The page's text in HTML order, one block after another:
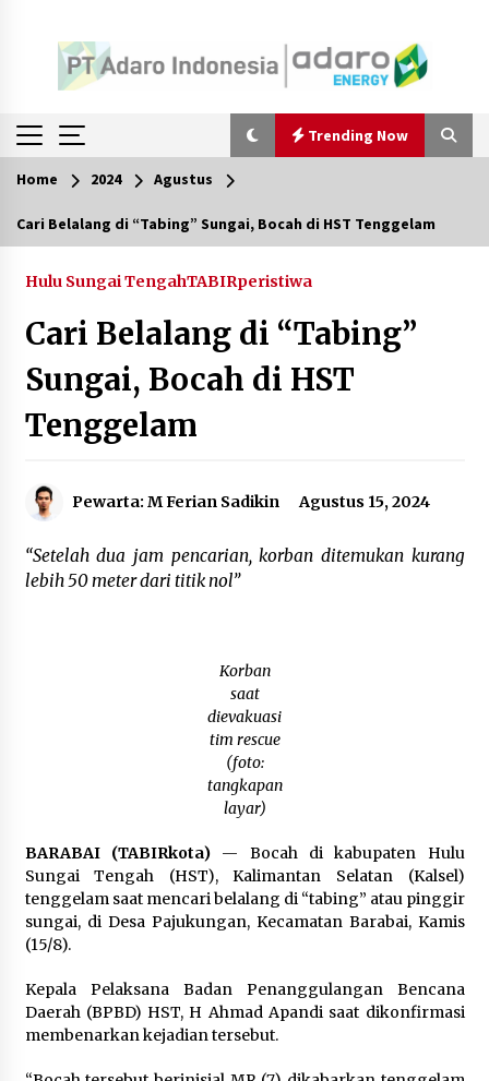
Trending Now
Trending Now
Utara Pelajari Inovasi Sampah dan Edukasi
Pranikah
Agustus 7, 2026
Empati dan Etika Dokter di Ruang Digital
Agustus 6, 2026
Cetak SDM Berkualitas, Bupati Balangan
Salurkan Bantuan Pendidikan kepada 2.751
Kembangkan Menu Pangan Lokal, TP PKK
Balangan Boyong Trofi Juara Pertama Lomba
Agustus 6, 2026
Tingkatkan SDM Lokal, BIS Group Luncurkan
Program Pelatihan Operator Alat Berat GTO
Agustus 6, 2026
HUT ke-51, Indocement Perkuat Inovasi dan
Keberlanjutan Masa Depan Lebih Hijau
Agustus 6, 2026
Pimpin Kunker ke Pemkab Gunung Kidul
Agustus 5, 2026
Home 2024 Agustus
Cari Belalang di “Tabing” Sungai, Bocah di HST Tenggelam
Hulu Sungai TengahTABIRperistiwa
Cari Belalang di “Tabing”
Sungai, Bocah di HST
Tenggelam
Pewarta: M Ferian Sadikin Agustus 15, 2024
“Setelah dua jam pencarian, korban ditemukan kurang
lebih 50 meter dari titik nol”
Korban
saat
dievakuasi
tim rescue
(foto:
tangkapan
layar)
BARABAI (TABIRkota)— Bocah di kabupaten Hulu
Sungai Tengah (HST), Kalimantan Selatan (Kalsel)
tenggelam saat mencari belalang di “tabing” atau pinggir
sungai, di Desa Pajukungan, Kecamatan Barabai, Kamis
(15/8).
Kepala Pelaksana Badan Penanggulangan Bencana
Daerah (BPBD) HST, H Ahmad Apandi saat dikonfirmasi
membenarkan kejadian tersebut.